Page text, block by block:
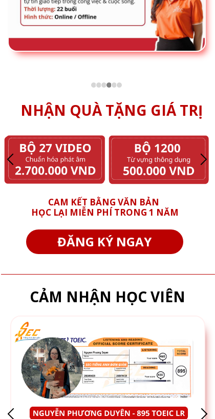
NHẬN QUÀ TẶNG GIÁ TRỊ
ĐĂNG KÝ NGAY
CAM KẾT BẰNG VĂN BẢN
HỌC LẠI MIỄN PHÍ TRONG 1 NĂM
CẢM NHẬN HỌC VIÊN